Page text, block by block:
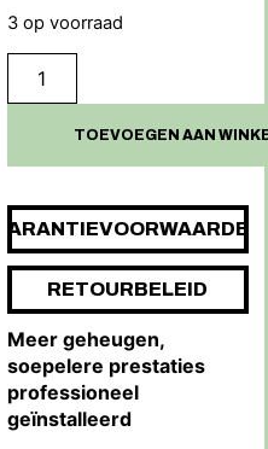
3 op voorraad
TOEVOEGEN AAN
GARANTIEVOORWAARDEN
RETOURBELEID
Meer geheugen,
soepelere prestaties
professioneel
geïnstalleerd